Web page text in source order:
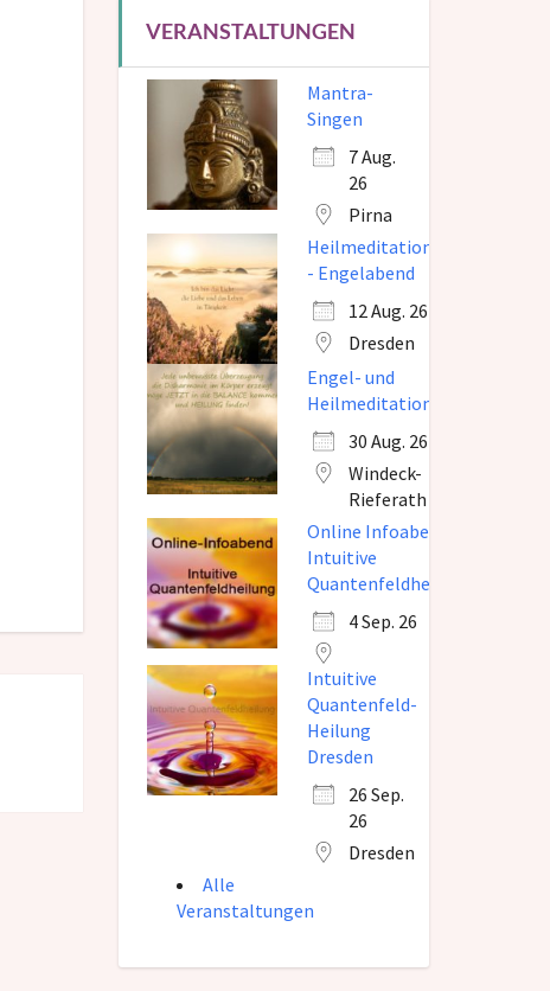
VERANSTALTUNGEN
Mantra-
Singen
7 Aug.
26
Pirna
Heilmeditation
- Engelabend
12 Aug. 26
Dresden
Engel- und
Heilmeditation
30 Aug. 26
Windeck-
Rieferath
Online Infoabend
Intuitive
Quantenfeldheilung
4 Sep. 26
Intuitive
Quantenfeld-
Heilung
Dresden
26 Sep.
26
Dresden
Alle
Veranstaltungen